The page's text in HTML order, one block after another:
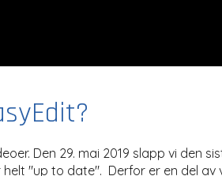
Den 29. mai 2019 slapp vi den
"up to date". Derfor er en del av